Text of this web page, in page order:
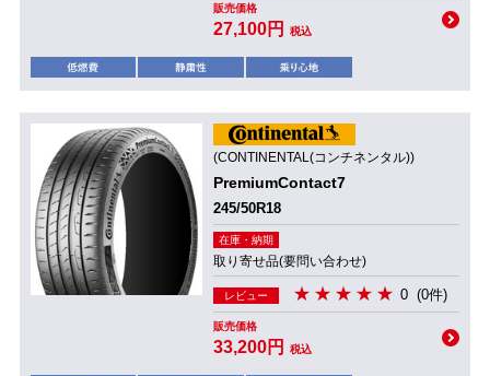
販売価格
27,100円 税込
(CONTINENTAL(コンチネンタル))
PremiumContact7
245/50R18
在庫・納期
取り寄せ品(要問い合わせ)
レビュー 0 (0件)
販売価格
33,200円 税込